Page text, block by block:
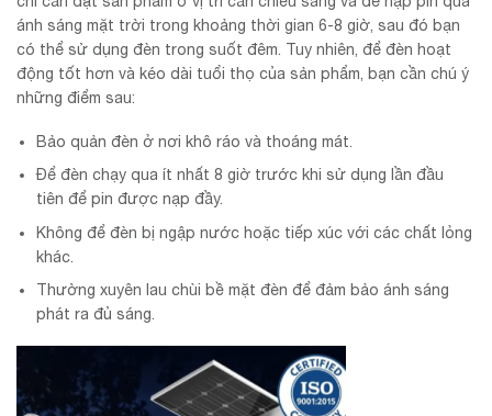
ánh sáng mặt trời trong khoảng thời gian 6-8 giờ, sau đó bạn
có thể sử dụng đèn trong suốt đêm. Tuy nhiên, để đèn hoạt
động tốt hơn và kéo dài tuổi thọ của sản phẩm, bạn cần chú ý
những điểm sau:
Bảo quản đèn ở nơi khô ráo và thoáng mát.
Để đèn chạy qua ít nhất 8 giờ trước khi sử dụng lần đầu
tiên để pin được nạp đầy.
Không để đèn bị ngập nước hoặc tiếp xúc với các chất lỏng
khác.
Thường xuyên lau chùi bề mặt đèn để đảm bảo ánh sáng
phát ra đủ sáng.